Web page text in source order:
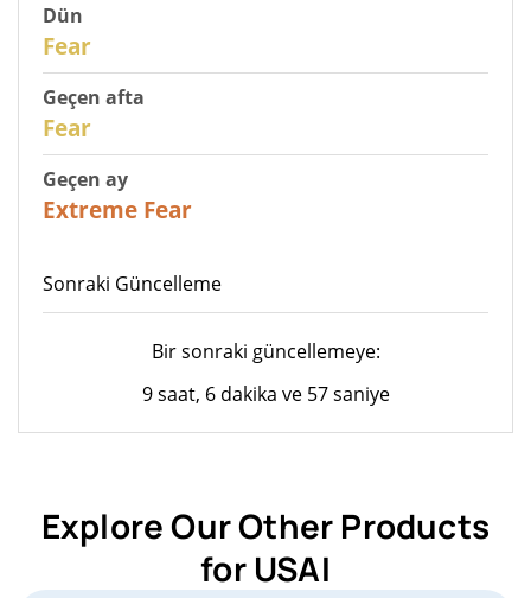
Dün
Fear
Geçen afta
Fear
Geçen ay
Extreme Fear
Sonraki Güncelleme
Bir sonraki güncellemeye:
9 saat, 6 dakika ve 57 saniye
Explore Our Other Products
for USAI